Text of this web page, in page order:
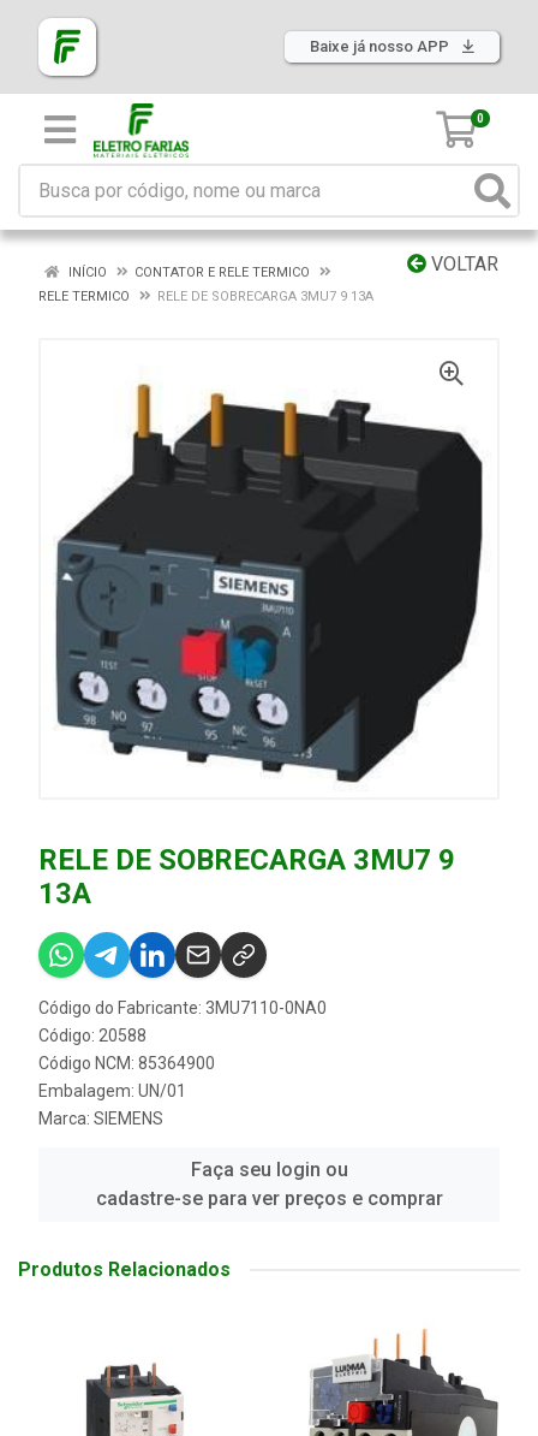
Baixe já nosso APP
0
VOLTAR
INÍCIO
CONTATOR E RELE TERMICO
RELE TERMICO
RELE DE SOBRECARGA 3MU7 9 13A
RELE DE SOBRECARGA 3MU7 9
13A
Código do Fabricante: 3MU7110-0NA0
Código: 20588
Código NCM: 85364900
Embalagem: UN/01
Marca: SIEMENS
Faça seu login ou
cadastre-se para ver preços e comprar
Produtos Relacionados